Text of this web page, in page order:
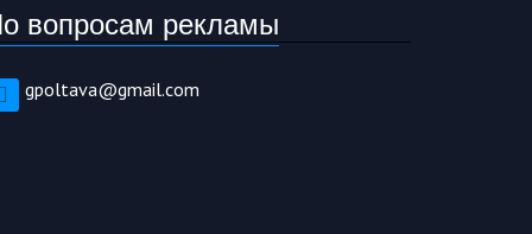
вопросам рекламы
gpoltava@gmail.com